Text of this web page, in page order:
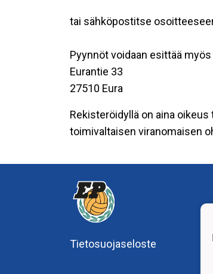
tai sähköpostitse
Pyynnöt voidaan esittää
Eurantie 33
27510 Eura
Rekisteröidyllä on aina
toimivaltaisen viranomaisen
Tietosuojaseloste